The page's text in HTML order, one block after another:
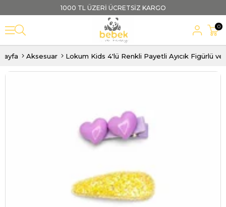
1000 TL ÜZERİ ÜCRETSİZ KARGO
0
Aksesuar